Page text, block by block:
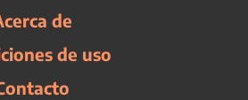
de
de uso